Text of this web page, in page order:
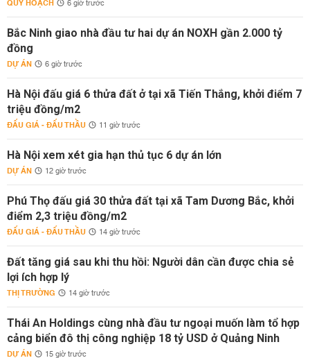
QUY HOẠCH 6 giờ trước
Bắc Ninh giao nhà đầu tư hai dự án NOXH gần 2.000 tỷ
đồng
DỰ ÁN 6 giờ trước
Hà Nội đấu giá 6 thửa đất ở tại xã Tiến Thắng, khởi điểm 7
triệu đồng/m2
ĐẤU GIÁ - ĐẤU THẦU 11 giờ trước
Hà Nội xem xét gia hạn thủ tục 6 dự án lớn
DỰ ÁN 12 giờ trước
Phú Thọ đấu giá 30 thửa đất tại xã Tam Dương Bắc, khởi
điểm 2,3 triệu đồng/m2
ĐẤU GIÁ - ĐẤU THẦU 14 giờ trước
Đất tăng giá sau khi thu hồi: Người dân cần được chia sẻ
lợi ích hợp lý
THỊ TRƯỜNG 14 giờ trước
Thái An Holdings cùng nhà đầu tư ngoại muốn làm tổ hợp
cảng biển đô thị công nghiệp 18 tỷ USD ở Quảng Ninh
DỰ ÁN 15 giờ trước